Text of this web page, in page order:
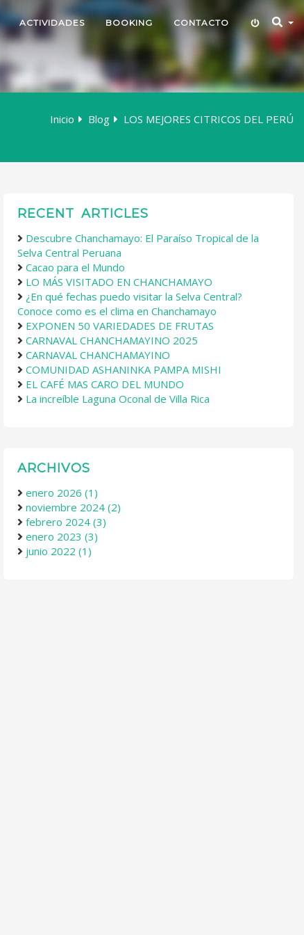
ACTIVIDADES BOOKING CONTACTO
Inicio Blog LOS MEJORES CITRICOS DEL PERÚ
RECENT ARTICLES
Descubre Chanchamayo: El Paraíso Tropical de la
Selva Central Peruana
Cacao para el Mundo
LO MÁS VISITADO EN CHANCHAMAYO
¿En qué fechas puedo visitar la Selva Central?
Conoce como es el clima en Chanchamayo
EXPONEN 50 VARIEDADES DE FRUTAS
CARNAVAL CHANCHAMAYINO 2025
CARNAVAL CHANCHAMAYINO
COMUNIDAD ASHANINKA PAMPA MISHI
EL CAFÉ MAS CARO DEL MUNDO
La increíble Laguna Oconal de Villa Rica
ARCHIVOS
enero 2026 (1)
noviembre 2024 (2)
febrero 2024 (3)
enero 2023 (3)
junio 2022 (1)